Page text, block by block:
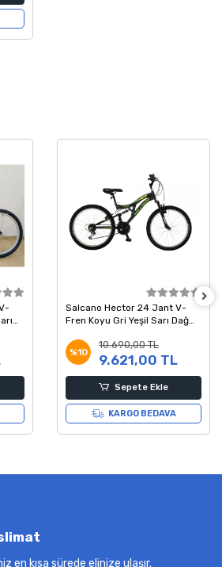
Salcano Hector 24 Jant V-
Fren Koyu Gri Yeşil Sarı Dağ
%10
10.690,00 TL
9.621,00 TL
Sepete Ekle
KARGO BEDAVA
en kısa sürede elinize ulaşır.